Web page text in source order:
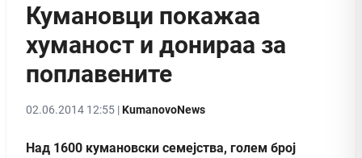
Кумановци покажаа
хуманост и донираа за
поплавените
02.06.2014 12:55 |KumanovoNews
Над 1600 кумановски семејства, голем број